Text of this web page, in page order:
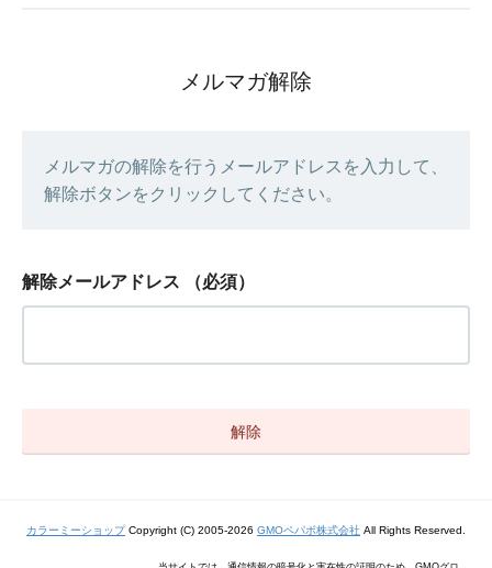
メルマガ解除
メルマガの解除を行うメールアドレスを入力して、
解除ボタンをクリックしてください。
解除メールアドレス （必須）
カラーミーショップCopyright (C) 2005-2026 GMOペパボ株式会社 All Rights Reserved.